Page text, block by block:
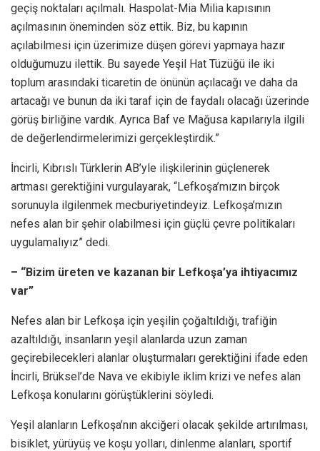
geçiş noktaları açılmalı. Haspolat-Mia Milia kapısının
açılmasının öneminden söz ettik. Biz, bu kapının
açılabilmesi için üzerimize düşen görevi yapmaya hazır
olduğumuzu ilettik. Bu sayede Yeşil Hat Tüzüğü ile iki
toplum arasındaki ticaretin de önünün açılacağı ve daha da
artacağı ve bunun da iki taraf için de faydalı olacağı üzerinde
görüş birliğine vardık. Ayrıca Baf ve Mağusa kapılarıyla ilgili
de değerlendirmelerimizi gerçekleştirdik.”
İncirli, Kıbrıslı Türklerin AB’yle ilişkilerinin güçlenerek
artması gerektiğini vurgulayarak, “Lefkoşa’mızın birçok
sorunuyla ilgilenmek mecburiyetindeyiz. Lefkoşa’mızın
nefes alan bir şehir olabilmesi için güçlü çevre politikaları
uygulamalıyız” dedi.
– “Bizim üreten ve kazanan bir Lefkoşa’ya ihtiyacımız
var”
Nefes alan bir Lefkoşa için yeşilin çoğaltıldığı, trafiğin
azaltıldığı, insanların yeşil alanlarda uzun zaman
geçirebilecekleri alanlar oluşturmaları gerektiğini ifade eden
İncirli, Brüksel’de Nava ve ekibiyle iklim krizi ve nefes alan
Lefkoşa konularını görüştüklerini söyledi.
Yeşil alanların Lefkoşa’nın akciğeri olacak şekilde artırılması,
bisiklet, yürüyüş ve koşu yolları, dinlenme alanları, sportif